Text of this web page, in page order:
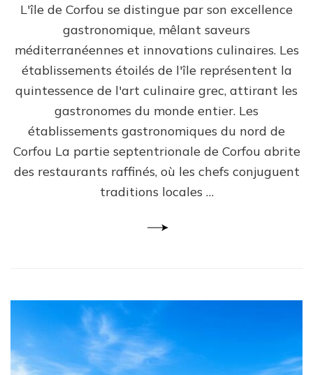
L'île de Corfou se distingue par son excellence
gastronomique, mêlant saveurs
méditerranéennes et innovations culinaires. Les
établissements étoilés de l'île représentent la
quintessence de l'art culinaire grec, attirant les
gastronomes du monde entier. Les
établissements gastronomiques du nord de
Corfou La partie septentrionale de Corfou abrite
des restaurants raffinés, où les chefs conjuguent
traditions locales …